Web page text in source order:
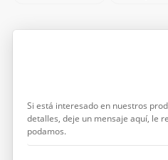
Si está interesado en nuestros
detalles, deje un mensaje aquí, le
podamos.